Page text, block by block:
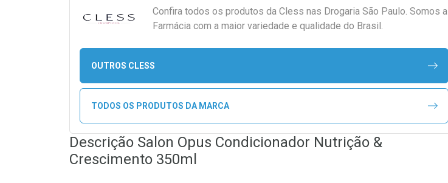
Confira todos os produtos da Cless nas Drogaria São Paulo. Somos a
Farmácia com a maior variedade e qualidade do Brasil.
OUTROS CLESS
TODOS OS PRODUTOS DA MARCA
Descrição Salon Opus Condicionador Nutrição &
Crescimento 350ml